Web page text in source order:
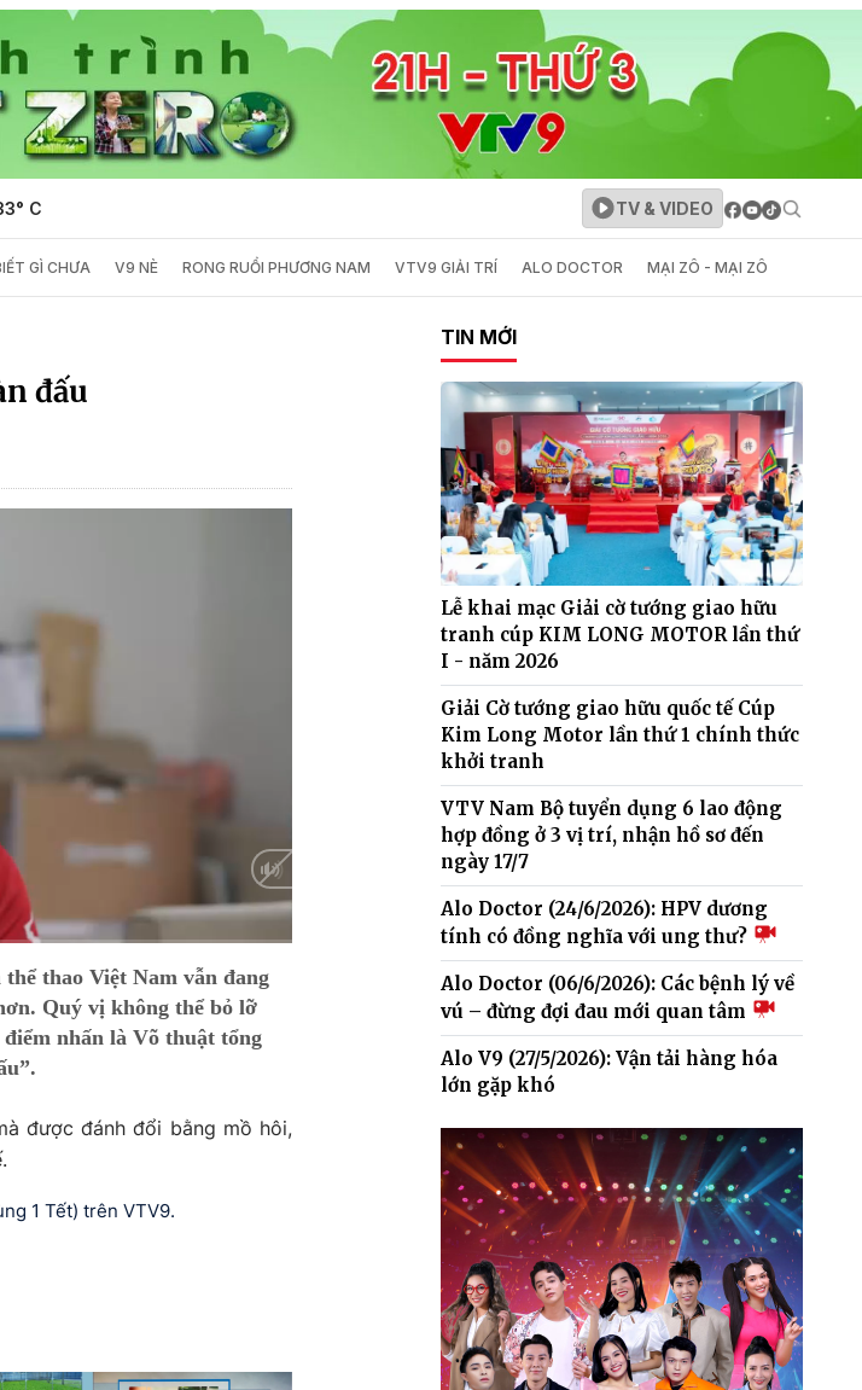
C TV & VIDEO
GÌ CHƯA V9 NÈ RONG RUỔI PHƯƠNG NAM VTV9 GIẢI TRÍ ALO DOCTOR MẠI ZÔ - MẠI ZÔ
đấu
thao Việt Nam vẫn đang
Quý vị không thể bỏ lỡ
nhấn là Võ thuật tổng
được đánh đổi bằng mồ hôi,
1 Tết) trên VTV9.
TIN MỚI
Lễ khai mạc Giải cờ tướng giao hữu
tranh cúp KIM LONG MOTOR lần thứ
I - năm 2026
Giải Cờ tướng giao hữu quốc tế Cúp
Kim Long Motor lần thứ 1 chính thức
khởi tranh
VTV Nam Bộ tuyển dụng 6 lao động
hợp đồng ở 3 vị trí, nhận hồ sơ đến
ngày 17/7
Alo Doctor (24/6/2026): HPV dương
tính có đồng nghĩa với ung thư?
Alo Doctor (06/6/2026): Các bệnh lý về
vú – đừng đợi đau mới quan tâm
Alo V9 (27/5/2026): Vận tải hàng hóa
lớn gặp khó